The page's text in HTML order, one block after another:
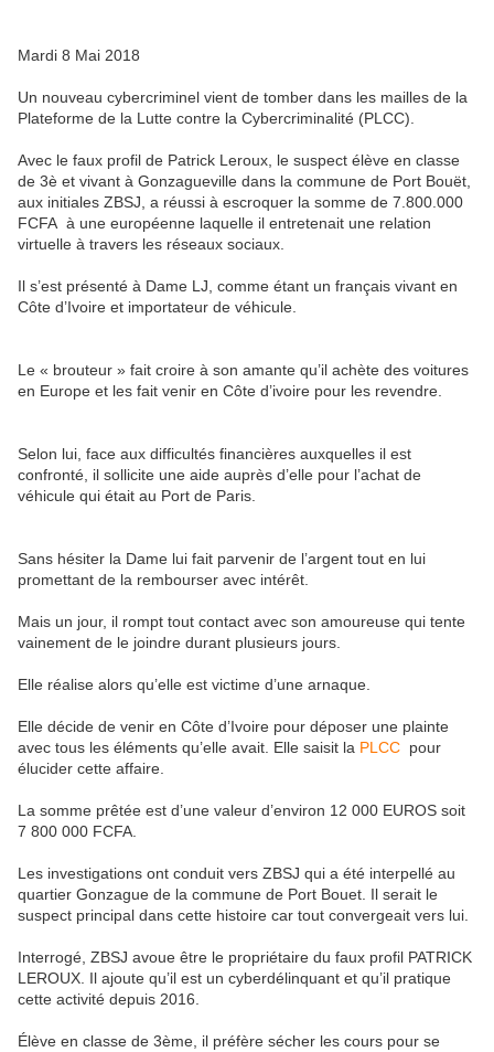
Mardi 8 Mai 2018
Un nouveau cybercriminel vient de tomber dans les mailles de la
Plateforme de la Lutte contre la Cybercriminalité (PLCC).
Avec le faux profil de Patrick Leroux, le suspect élève en classe
de 3è et vivant à Gonzagueville dans la commune de Port Bouët,
aux initiales ZBSJ, a réussi à escroquer la somme de 7.800.000
FCFA à une européenne laquelle il entretenait une relation
virtuelle à travers les réseaux sociaux.
Il s’est présenté à Dame LJ, comme étant un français vivant en
Côte d’Ivoire et importateur de véhicule.
Le « brouteur » fait croire à son amante qu’il achète des voitures
en Europe et les fait venir en Côte d’ivoire pour les revendre.
Selon lui, face aux difficultés financières auxquelles il est
confronté, il sollicite une aide auprès d’elle pour l’achat de
véhicule qui était au Port de Paris.
Sans hésiter la Dame lui fait parvenir de l’argent tout en lui
promettant de la rembourser avec intérêt.
Mais un jour, il rompt tout contact avec son amoureuse qui tente
vainement de le joindre durant plusieurs jours.
Elle réalise alors qu’elle est victime d’une arnaque.
Elle décide de venir en Côte d’Ivoire pour déposer une plainte
avec tous les éléments qu’elle avait. Elle saisit la PLCC pour
élucider cette affaire.
La somme prêtée est d’une valeur d’environ 12 000 EUROS soit
7 800 000 FCFA.
Les investigations ont conduit vers ZBSJ qui a été interpellé au
quartier Gonzague de la commune de Port Bouet. Il serait le
suspect principal dans cette histoire car tout convergeait vers lui.
Interrogé, ZBSJ avoue être le propriétaire du faux profil PATRICK
LEROUX. Il ajoute qu’il est un cyberdélinquant et qu’il pratique
cette activité depuis 2016.
Élève en classe de 3ème, il préfère sécher les cours pour se